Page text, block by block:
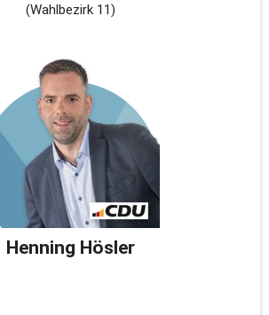
(Wahlbezirk 11)
Henning Hösler